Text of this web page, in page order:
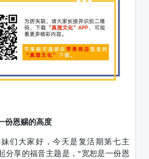
份恩赐的高度
们大家好，今天是复活期第七主
分享的福音主题是，“宽恕是一份恩